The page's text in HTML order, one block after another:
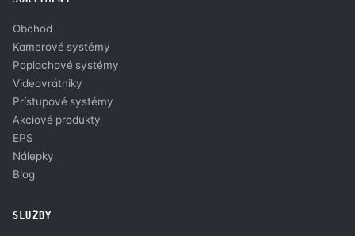
Obchod
Kamerové systémy
Poplachové systémy
Videovrátniky
Prístupové systémy
Akciové produkty
EPS
Nálepky
Blog
SLUŽBY